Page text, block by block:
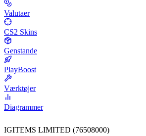
Valutaer
CS2 Skins
Genstande
PlayBoost
Værktøjer
Diagrammer
IGITEMS LIMITED (76508000)